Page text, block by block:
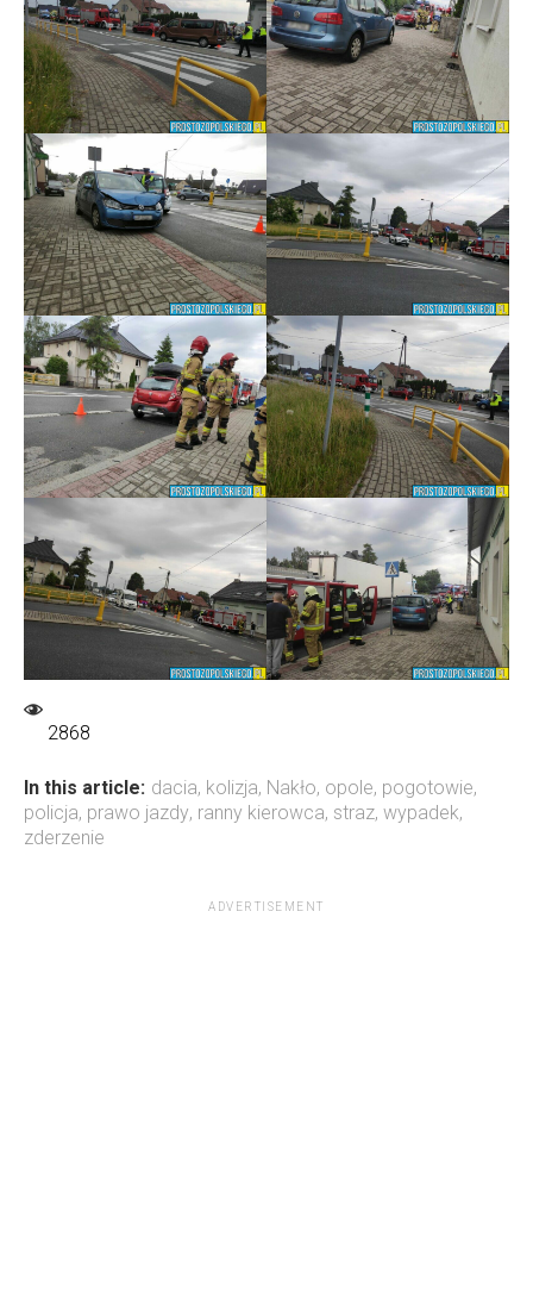
2868
In this article: dacia, kolizja, Nakło, opole, pogotowie,
policja, prawo jazdy, ranny kierowca, straz, wypadek,
zderzenie
ADVERTISEMENT